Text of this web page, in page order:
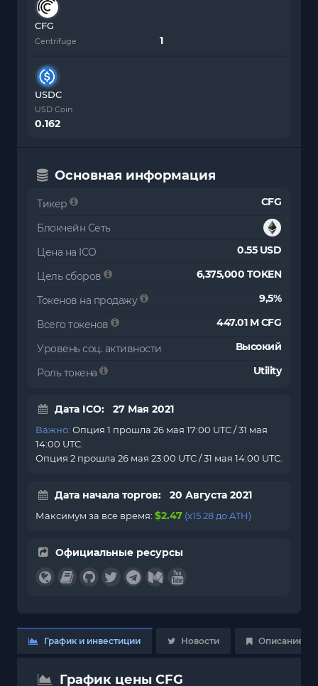
CFG
Centrifuge
USDC
USD Coin
0.162
Основная информация
Тикер CFG
Блокчейн Сеть
Цена на ICO
0.55 USD
Цель сборов 6,375,000 TOKEN
Токенов на продажу 9,5%
Всего токенов 447.01 M CFG
Уровень соц. активности Высокий
Роль токена Utility
Дата ICO: 27 Мая 2021
Важно: Опция 1 прошла 26 мая 17:00 UTC / 31 мая
14:00 UTC.
Опция 2 прошла 26 мая 23:00 UTC / 31 мая 14:00 UTC.
Дата начала торгов: 20 Августа 2021
Максимум за все время: $2.47 (x15.28 до ATH)
Официальные ресурсы
График и инвестиции Новости Описание
График цены CFG